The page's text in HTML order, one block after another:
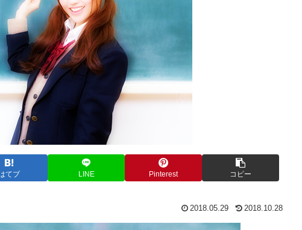
てブ LINE Pinterest コピー
2018.05.29 2018.10.28